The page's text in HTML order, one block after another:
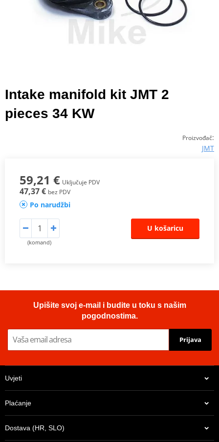
Intake manifold kit JMT 2
pieces 34 KW
Proizvođač:
JMT
59,21 € Uključuje PDV
47,37 € bez PDV
Po narudžbi
(komand)
U košaricu
Upišite svoj e-mail i budite u toku s našim
pogodnostima.
Prijava
Uvjeti
Plaćanje
Dostava (HR, SLO)